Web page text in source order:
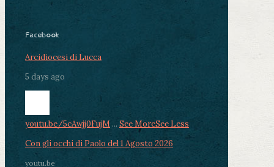
Facebook
Arcidiocesi di Lucca
5 days ago
youtu.be/5cAwjj0FujM ... See MoreSee Less
Con gli occhi di Paolo del 1 Agosto 2026
youtu.be